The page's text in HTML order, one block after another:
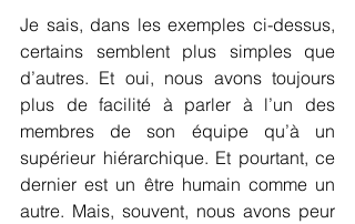
Je sais, dans les exemples ci-dessus,
certains semblent plus simples que
d’autres. Et oui, nous avons toujours
plus de facilité à parler à l’un des
membres de son équipe qu’à un
supérieur hiérarchique. Et pourtant, ce
dernier est un être humain comme un
autre. Mais, souvent, nous avons peur